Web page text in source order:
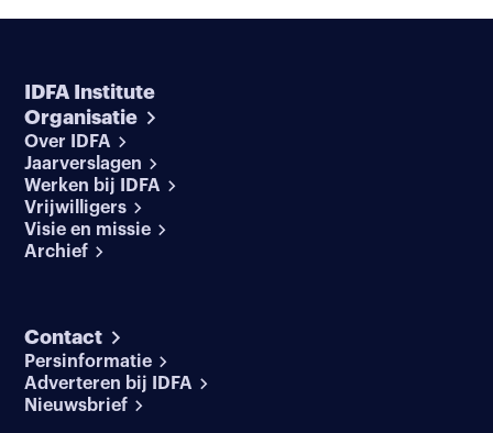
IDFA Institute
Organisatie
Over IDFA
Jaarverslagen
Werken bij IDFA
Vrijwilligers
Visie en missie
Archief
Contact
Persinformatie
Adverteren bij IDFA
Nieuwsbrief